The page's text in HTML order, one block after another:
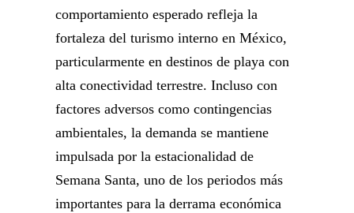
comportamiento esperado refleja la
fortaleza del turismo interno en México,
particularmente en destinos de playa con
alta conectividad terrestre. Incluso con
factores adversos como contingencias
ambientales, la demanda se mantiene
impulsada por la estacionalidad de
Semana Santa, uno de los periodos más
importantes para la derrama económica